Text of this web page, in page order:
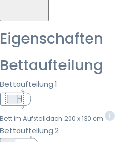
Eigenschaften
Bettaufteilung
Bettaufteilung 1
Bett im Aufstelldach 200 x 130 cm
Bettaufteilung 2